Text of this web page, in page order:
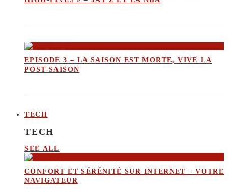
EPISODE 3 – LA SAISON EST MORTE, VIVE LA
POST-SAISON
TECH
TECH
SEE ALL
CONFORT ET SÉRÉNITÉ SUR INTERNET – VOTRE
NAVIGATEUR